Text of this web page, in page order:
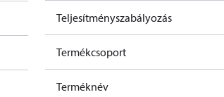
Teljesítményszabályozás
Termékcsoport
Terméknév